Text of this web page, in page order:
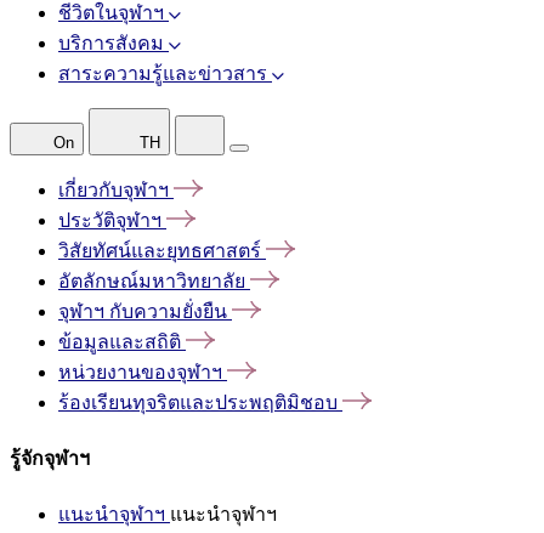
ชีวิตในจุฬาฯ
บริการสังคม
สาระความรู้และข่าวสาร
On TH
เกี่ยวกับจุฬาฯ
ประวัติจุฬาฯ
วิสัยทัศน์และยุทธศาสตร์
อัตลักษณ์มหาวิทยาลัย
จุฬาฯ กับความยั่งยืน
ข้อมูลและสถิติ
หน่วยงานของจุฬาฯ
ร้องเรียนทุจริตและประพฤติมิชอบ
รู้จักจุฬาฯ
แนะนำจุฬาฯ แนะนำจุฬาฯ